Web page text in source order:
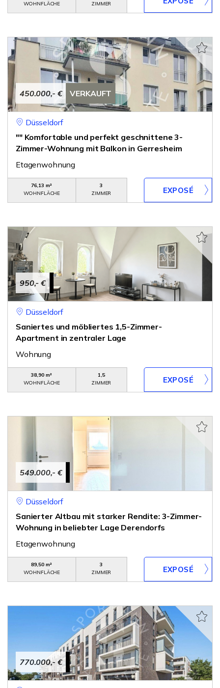
WOHNFLÄCHE
ZIMMER
450.000,- € VERKAUFT
Düsseldorf
"" Komfortable und perfekt geschnittene 3-
Zimmer-Wohnung mit Balkon in Gerresheim
Etagenwohnung
76,13 m²
WOHNFLÄCHE
3
ZIMMER
950,- €
Düsseldorf
Saniertes und möbliertes 1,5-Zimmer-
Apartment in zentraler Lage
Wohnung
38,90 m²
WOHNFLÄCHE
1,5
ZIMMER
549.000,- €
Düsseldorf
Sanierter Altbau mit starker Rendite: 3-Zimmer-
Wohnung in beliebter Lage Derendorfs
Etagenwohnung
89,50 m²
WOHNFLÄCHE
3
ZIMMER
770.000,- €